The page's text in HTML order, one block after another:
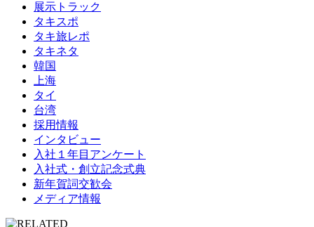
展示トラック
タキスポ
タキ旅レポ
タキネタ
韓国
上海
タイ
台湾
採用情報
インタビュー
入社１年目アンケート
入社式・創立記念式典
新年賀詞交歓会
メディア情報